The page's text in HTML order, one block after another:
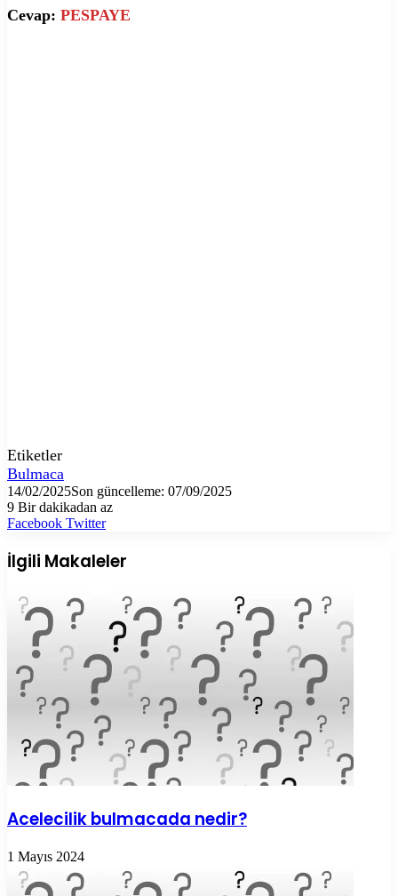
Cevap: PESPAYE
Etiketler
Bulmaca
14/02/2025Son güncelleme: 07/09/2025
9 Bir dakikadan az
Facebook TwitterLinkedIn
Tumblr
Pinterest
Reddit
VKontakte
E-
ile
paylaş
Yazdır
İlgili Makaleler
Acelecilik bulmacada nedir?
1 Mayıs 2024